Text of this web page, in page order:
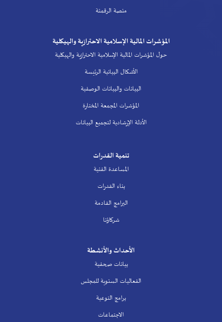
منصة الرقمنة
المؤشرات المالية الإسلامية الاحترازية والهيكلية
حول المؤشرات المالية الإسلامية الاحترازية والهيكلية
الأشكال البيانية الرئيسة
البيانات والبيانات الوصفية
المؤشرات المجمعة المختارة
الأدلة الإرشادية لتجميع البيانات
تنمية القدرات
المساعدة الفنية
بناء القدرات
البرامج القادمة
شركاؤنا
الأحداث والأنشطة
بيانات صحفية
الفعاليات السنوية للمجلس
برامج التوعية
الاجتماعات